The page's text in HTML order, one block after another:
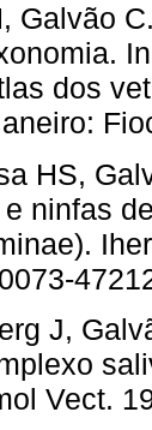
Galvão
dos
HS,
e ninfas
J,
Vect.